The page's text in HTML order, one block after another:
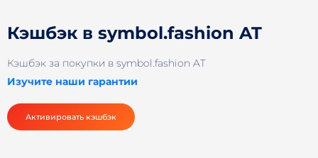
Кэшбэк в symbol.fashion AT
Кэшбэк за покупки в symbol.fashion AT
Изучите наши гарантии
Активировать кэшбэк